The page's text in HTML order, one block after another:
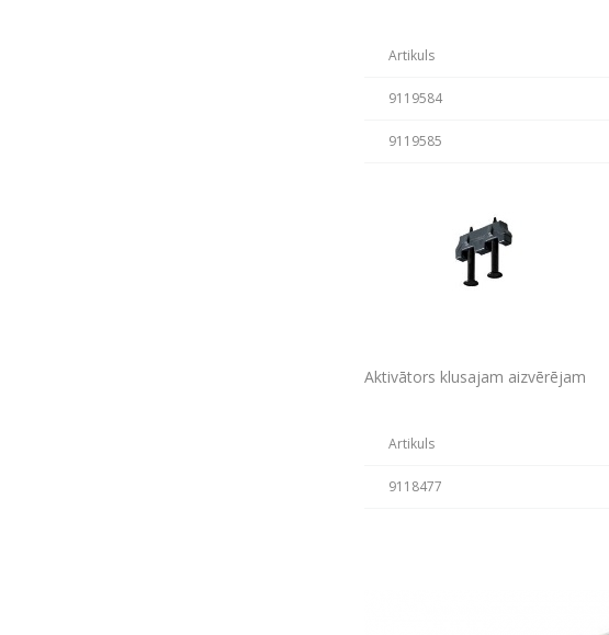
Artikuls
9119584
9119585
Aktivātors klusajam aizvērējam
Artikuls
9118477